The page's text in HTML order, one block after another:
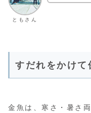
ともさん
すだれをかけて
金魚は、寒さ・暑さ